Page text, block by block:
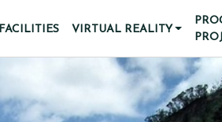
FACILITIES VIRTUAL REALITY